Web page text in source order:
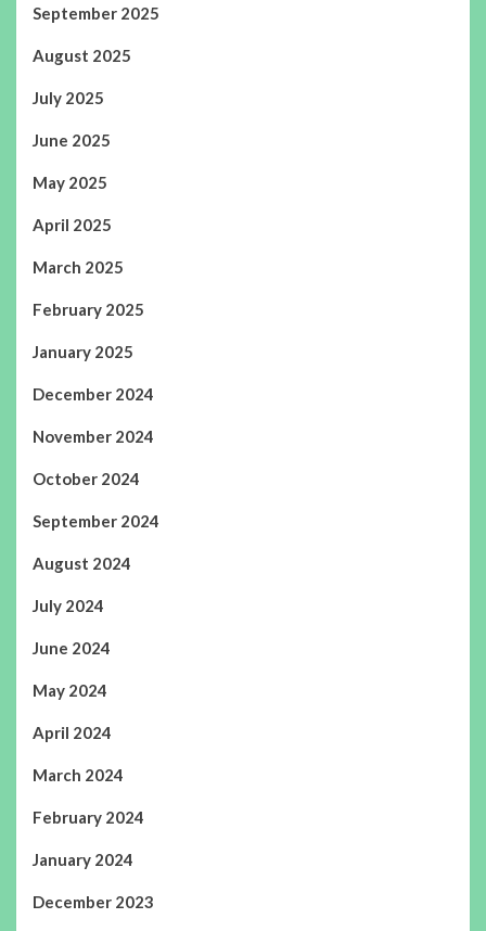
September 2025
August 2025
July 2025
June 2025
May 2025
April 2025
March 2025
February 2025
January 2025
December 2024
November 2024
October 2024
September 2024
August 2024
July 2024
June 2024
May 2024
April 2024
March 2024
February 2024
January 2024
December 2023